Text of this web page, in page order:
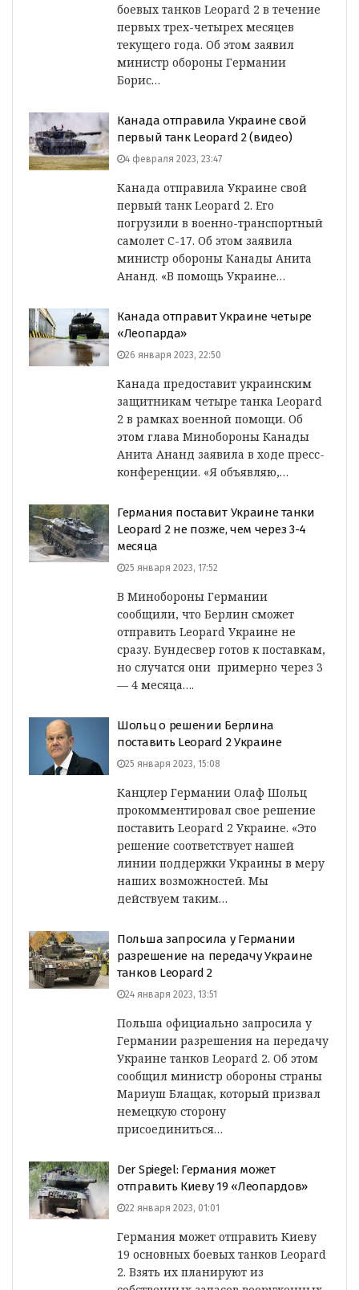
боевых танков Leopard 2 в течение
первых трех-четырех месяцев
текущего года. Об этом заявил
министр обороны Германии
Борис…
Канада отправила Украине свой
первый танк Leopard 2 (видео)
4 февраля 2023, 23:47
Канада отправила Украине свой
первый танк Leopard 2. Его
погрузили в военно-транспортный
самолет C-17. Об этом заявила
министр обороны Канады Анита
Ананд. «В помощь Украине…
Канада отправит Украине четыре
«Леопарда»
26 января 2023, 22:50
Канада предоставит украинским
защитникам четыре танка Leopard
2 в рамках военной помощи. Об
этом глава Минобороны Канады
Анита Ананд заявила в ходе пресс-
конференции. «Я объявляю,…
Германия поставит Украине танки
Leopard 2 не позже, чем через 3-4
месяца
25 января 2023, 17:52
В Минобороны Германии
сообщили, что Берлин сможет
отправить Leopard Украине не
сразу. Бундесвер готов к поставкам,
но случатся они примерно через 3
— 4 месяца….
Шольц о решении Берлина
поставить Leopard 2 Украине
25 января 2023, 15:08
Канцлер Германии Олаф Шольц
прокомментировал свое решение
поставить Leopard 2 Украине. «Это
решение соответствует нашей
линии поддержки Украины в меру
наших возможностей. Мы
действуем таким…
Польша запросила у Германии
разрешение на передачу Украине
танков Leopard 2
24 января 2023, 13:51
Польша официально запросила у
Германии разрешения на передачу
Украине танков Leopard 2. Об этом
сообщил министр обороны страны
Мариуш Блащак, который призвал
немецкую сторону
присоединиться…
Der Spiegel: Германия может
отправить Киеву 19 «Леопардов»
22 января 2023, 01:01
Германия может отправить Киеву
19 основных боевых танков Leopard
2. Взять их планируют из